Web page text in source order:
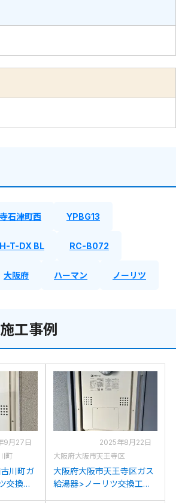
石津町西 YPBG13
T-DX BL RC-B072
大阪府 ハーマン ノーリツ
工事例
9月27日
町
川町ガ
交換工
2025年8月22日
大阪府大阪市天王寺区
大阪府大阪市天王寺区ガス
給湯器>ノーリツ交換工事